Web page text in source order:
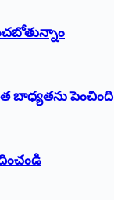
బాధ్యతను పెంచింది